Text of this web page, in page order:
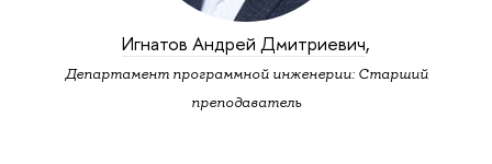
Игнатов Андрей Дмитриевич,
Департамент программной инженерии: Старший
преподаватель